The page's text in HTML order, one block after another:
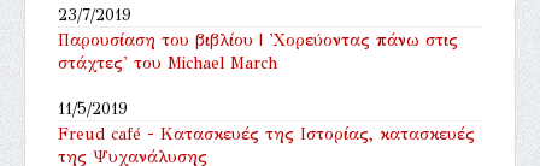
23/7/2019
Παρουσίαση του βιβλίου | 'Χορεύοντας πάνω στις
στάχτες' του Michael March
11/5/2019
Freud café - Κατασκευές της Ιστορίας, κατασκευές
της Ψυχανάλυσης